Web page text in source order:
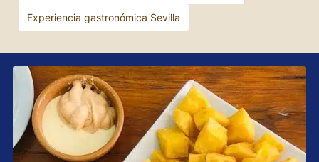
Experiencia gastronómica Sevilla